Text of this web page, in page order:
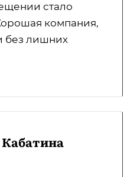
стало
компания,
без лишних